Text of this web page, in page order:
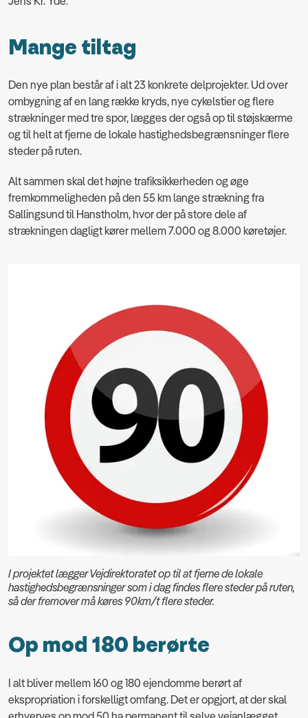
Mange tiltag
Den nye plan består af i alt 23 konkrete delprojekter. Ud over
ombygning af en lang række kryds, nye cykelstier og flere
strækninger med tre spor, lægges der også op til støjskærme
og til helt at fjerne de lokale hastighedsbegrænsninger flere
steder på ruten.
Alt sammen skal det højne trafiksikkerheden og øge
fremkommeligheden på den 55 km lange strækning fra
Sallingsund til Hanstholm, hvor der på store dele af
strækningen dagligt kører mellem 7.000 og 8.000 køretøjer.
I projektet lægger Vejdirektoratet op til at fjerne de lokale
hastighedsbegrænsninger som i dag findes flere steder på ruten,
så der fremover må køres 90km/t flere steder.
Op mod 180 berørte
I alt bliver mellem 160 og 180 ejendomme berørt af
ekspropriation i forskelligt omfang. Det er opgjort, at der skal